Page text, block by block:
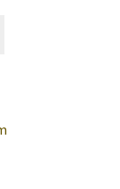
variații.